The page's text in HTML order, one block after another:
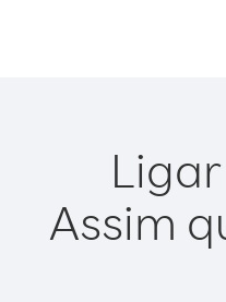
Assim